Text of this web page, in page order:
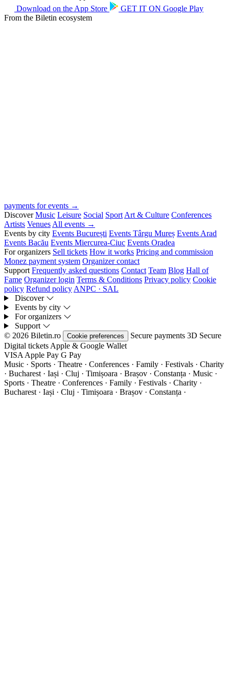
Download on the App Store GET IT ON Google Play
From the Biletin ecosystem
payments for events →
Discover Music Leisure Social Sport Art & Culture Conferences
Artists Venues All events →
Events by city Events București Events Târgu Mureș Events Arad
Events Bacău Events Miercurea-Ciuc Events Oradea
For organizers Sell tickets How it works Pricing and commission
Monez payment system Organizer contact
Support Frequently asked questions Contact Team Blog Hall of
Fame Organizer login Terms & Conditions Privacy policy Cookie
policy Refund policy ANPC · SAL
Discover
Events by city
For organizers
Support
© 2026 Biletin.ro
Cookie preferences Secure payments 3D Secure
Digital tickets Apple & Google Wallet
VISA Apple Pay G Pay
Music · Sports · Theatre · Conferences · Family · Festivals · Charity
· Bucharest · Iași · Cluj · Timișoara · Brașov · Constanța · Music ·
Sports · Theatre · Conferences · Family · Festivals · Charity ·
Bucharest · Iași · Cluj · Timișoara · Brașov · Constanța ·